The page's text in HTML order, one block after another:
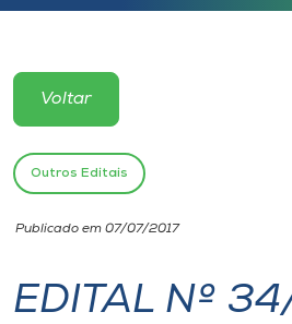
Atendimento ao Estudante
Portal de Ensino
Unoesc
Internacionalização
Voltar
Outros Editais
Publicado em 07/07/2017
EDITAL Nº